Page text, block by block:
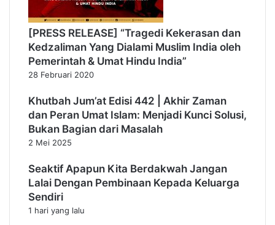
[PRESS RELEASE] “Tragedi Kekerasan dan
Kedzaliman Yang Dialami Muslim India oleh
Pemerintah & Umat Hindu India”
28 Februari 2020
Khutbah Jum’at Edisi 442 | Akhir Zaman
dan Peran Umat Islam: Menjadi Kunci Solusi,
Bukan Bagian dari Masalah
2 Mei 2025
Seaktif Apapun Kita Berdakwah Jangan
Lalai Dengan Pembinaan Kepada Keluarga
Sendiri
1 hari yang lalu